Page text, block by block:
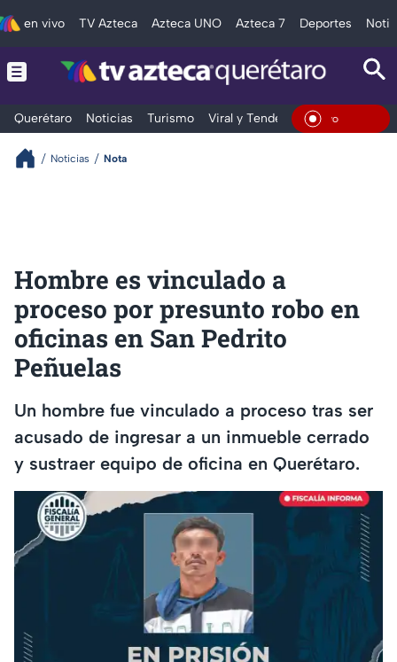
en vivo TV Azteca Azteca UNO Azteca 7 Deportes
Querétaro Noticias Turismo Viral y Tendencia Clima En
Noticias Nota
Hombre es vinculado a
proceso por presunto robo en
oficinas en San Pedrito
Peñuelas
Un hombre fue vinculado a proceso tras ser
acusado de ingresar a un inmueble cerrado
y sustraer equipo de oficina en Querétaro.